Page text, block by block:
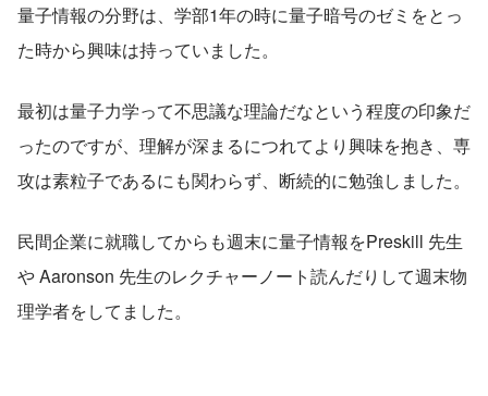
量子情報の分野は、学部1年の時に量子暗号のゼミをとっ
た時から興味は持っていました。
最初は量子力学って不思議な理論だなという程度の印象だ
ったのですが、理解が深まるにつれてより興味を抱き、専
攻は素粒子であるにも関わらず、断続的に勉強しました。
民間企業に就職してからも週末に量子情報をPreskill 先生
や Aaronson 先生のレクチャーノート読んだりして週末物
理学者をしてました。